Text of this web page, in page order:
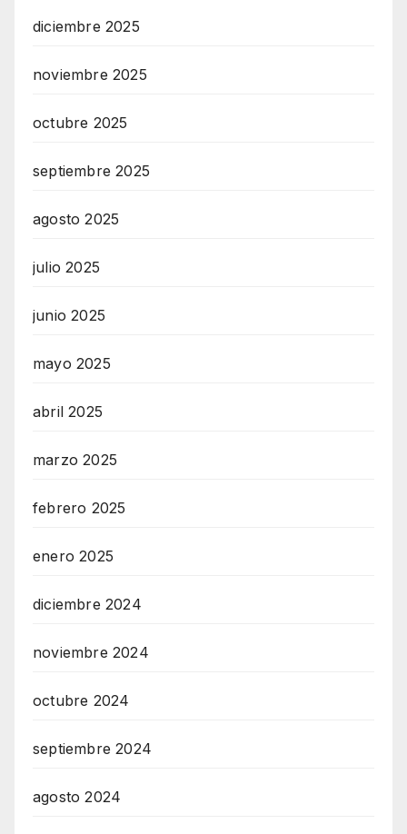
diciembre 2025
noviembre 2025
octubre 2025
septiembre 2025
agosto 2025
julio 2025
junio 2025
mayo 2025
abril 2025
marzo 2025
febrero 2025
enero 2025
diciembre 2024
noviembre 2024
octubre 2024
septiembre 2024
agosto 2024